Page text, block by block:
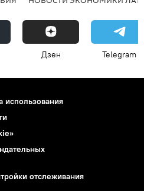
Дзен Telegram
использования
отслеживания